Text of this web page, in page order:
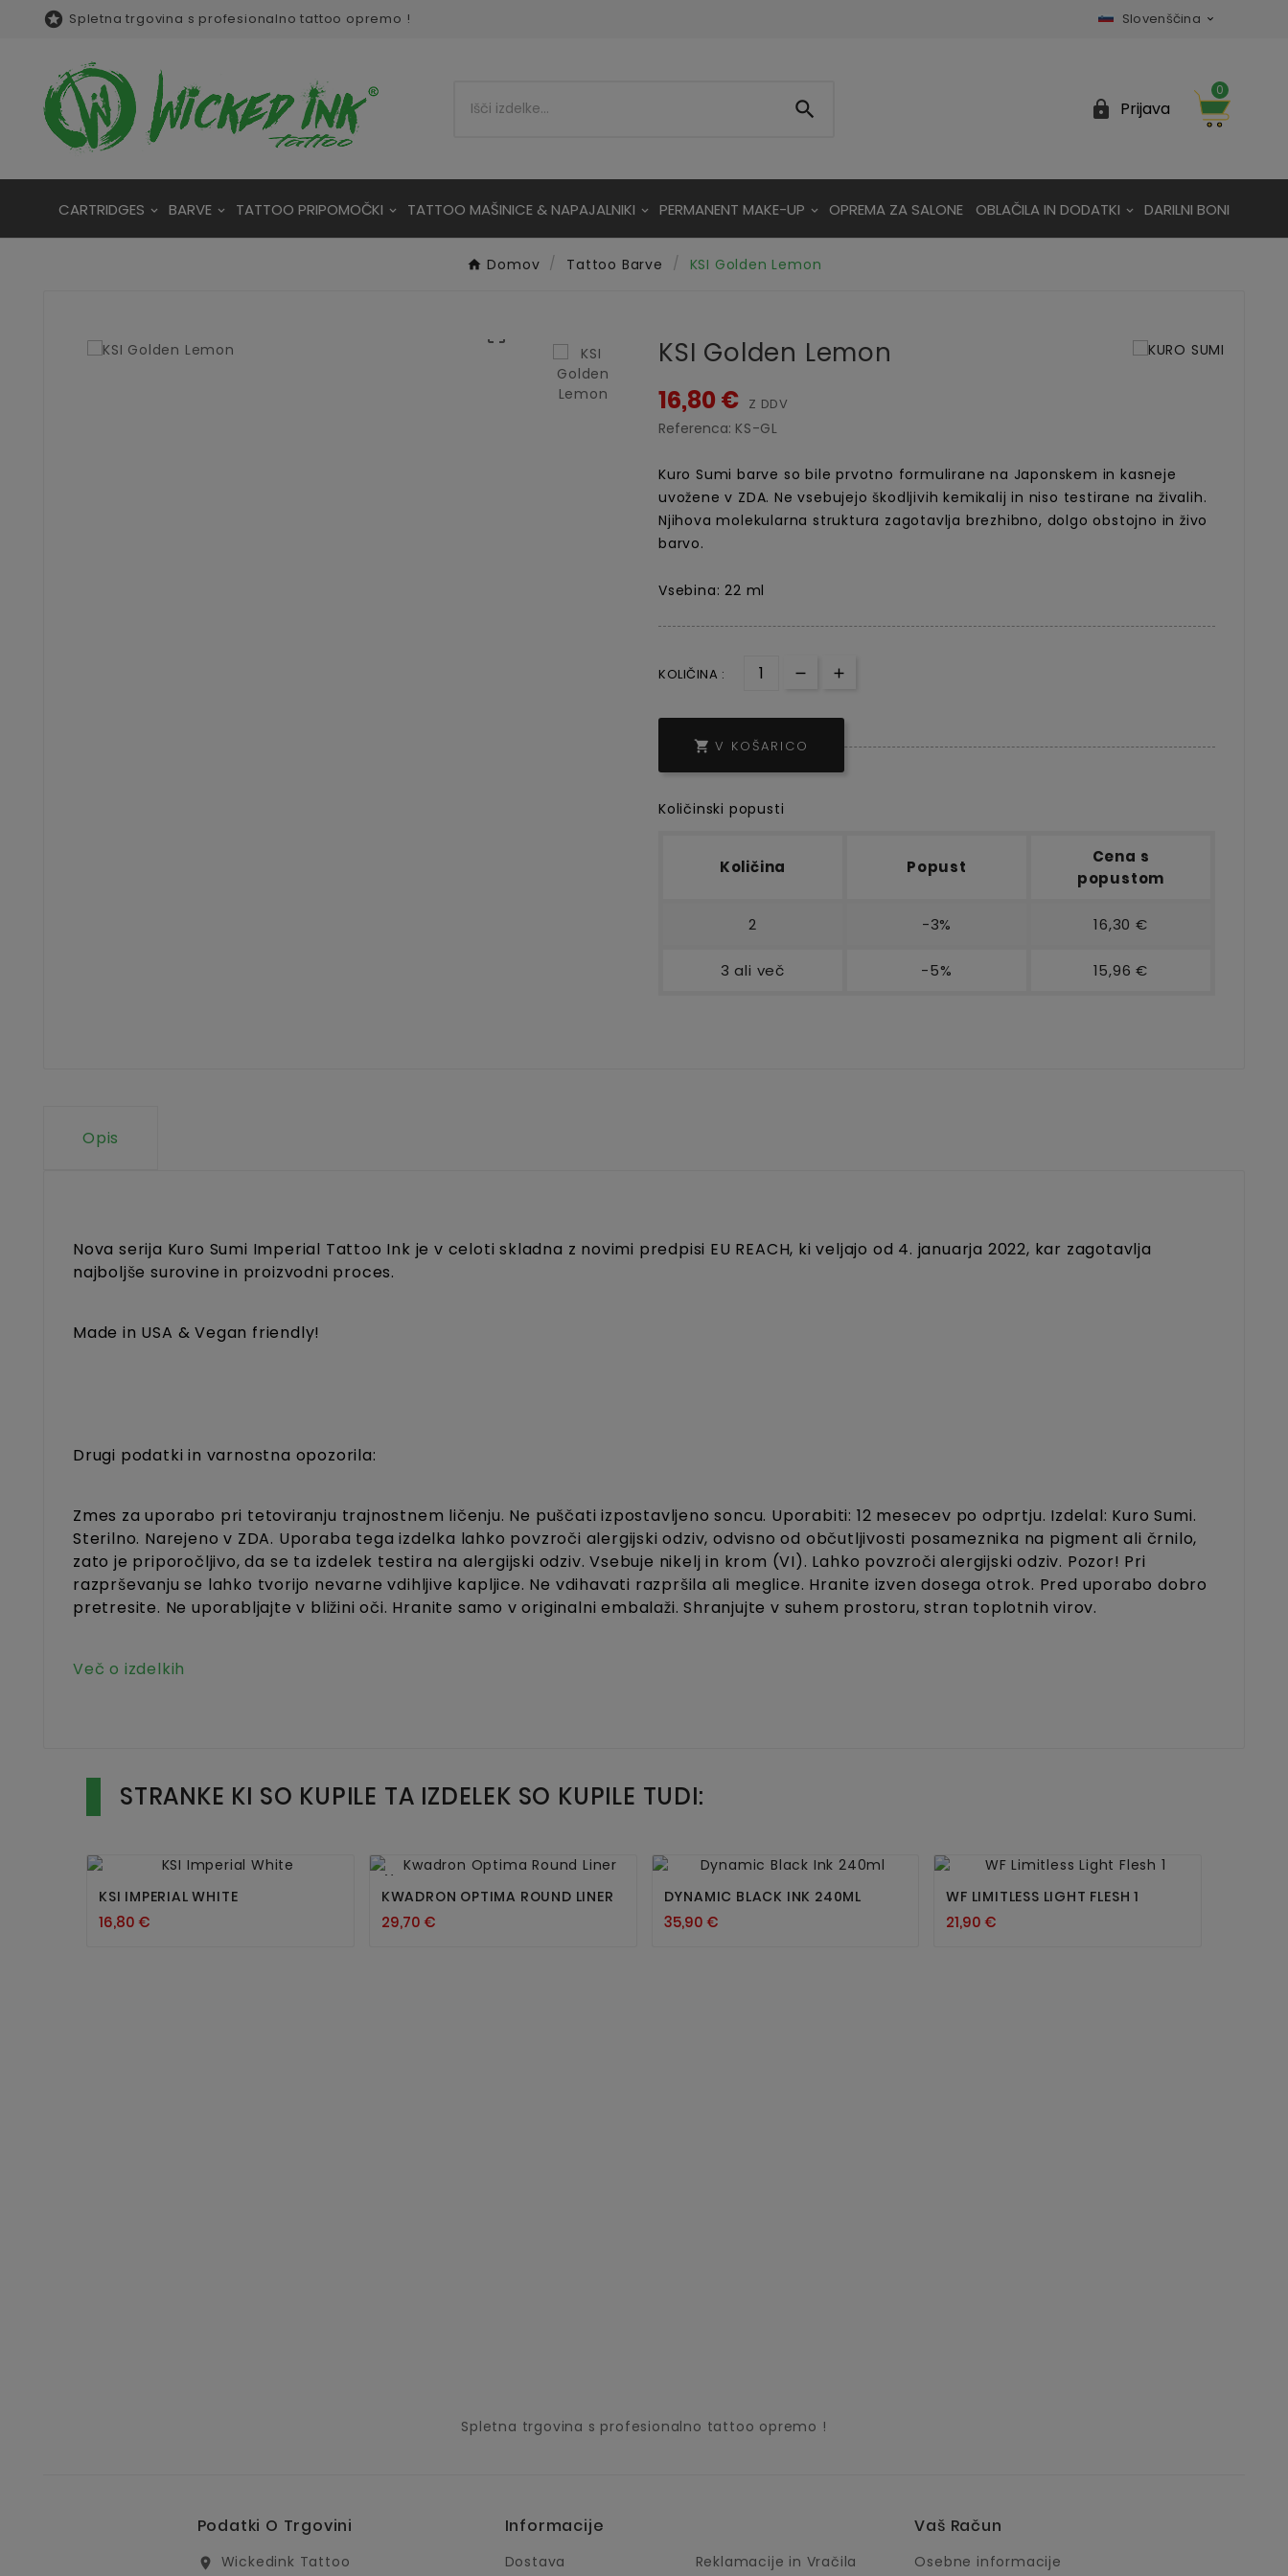
 Spletna trgovina s profesionalno tattoo opremo ! Slovenščina 
  Prijava
0
CARTRIDGES BARVE TATTOO PRIPOMOČKI TATTOO MAŠINICE & NAPAJALNIKI PERMANENT MAKE-UP OPREMA ZA SALONE OBLAČILA IN DODATKI DARILNI BONI
Domov Tattoo Barve KSI Golden Lemon

KSI Golden Lemon
16,80 € Z DDV
Referenca: KS-GL
Kuro Sumi barve so bile prvotno formulirane na Japonskem in kasneje
uvožene v ZDA. Ne vsebujejo škodljivih kemikalij in niso testirane na živalih.
Njihova molekularna struktura zagotavlja brezhibno, dolgo obstojno in živo
barvo.
Vsebina: 22 ml
KOLIČINA :
 V KOŠARICO
Količinski popusti
Količina Popust
Cena s
popustom
2 -3% 16,30 €
3 ali več -5% 15,96 €
Opis
Nova serija Kuro Sumi Imperial Tattoo Ink je v celoti skladna z novimi predpisi EU REACH, ki veljajo od 4. januarja 2022, kar zagotavlja
najboljše surovine in proizvodni proces.
Made in USA & Vegan friendly!
Drugi podatki in varnostna opozorila:
Zmes za uporabo pri tetoviranju trajnostnem ličenju. Ne puščati izpostavljeno soncu. Uporabiti: 12 mesecev po odprtju. Izdelal: Kuro Sumi.
Sterilno. Narejeno v ZDA. Uporaba tega izdelka lahko povzroči alergijski odziv, odvisno od občutljivosti posameznika na pigment ali črnilo,
zato je priporočljivo, da se ta izdelek testira na alergijski odziv. Vsebuje nikelj in krom (VI). Lahko povzroči alergijski odziv. Pozor! Pri
razprševanju se lahko tvorijo nevarne vdihljive kapljice. Ne vdihavati razpršila ali meglice. Hranite izven dosega otrok. Pred uporabo dobro
pretresite. Ne uporabljajte v bližini oči. Hranite samo v originalni embalaži. Shranjujte v suhem prostoru, stran toplotnih virov.
Več o izdelkih
STRANKE KI SO KUPILE TA IZDELEK SO KUPILE TUDI:
 
KSI IMPERIAL WHITE
16,80 €
Nov
 
KWADRON OPTIMA ROUND LINER
29,70 €
 
DYNAMIC BLACK INK 240ML
35,90 €
 
WF LIMITLESS LIGHT FLESH 1
21,90 €
Spletna trgovina s profesionalno tattoo opremo !
Podatki O Trgovini
location_on
Wickedink Tattoo
Informacije
Dostava Reklamacije in Vračila
Vaš Račun
Osebne informacije